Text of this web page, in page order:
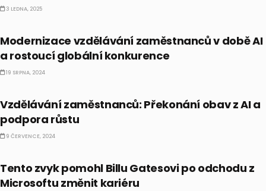
3 LEDNA, 2025
Modernizace vzdělávání zaměstnanců v době AI
a rostoucí globální konkurence
19 SRPNA, 2024
Vzdělávání zaměstnanců: Překonání obav z AI a
podpora růstu
9 ČERVENCE, 2024
Tento zvyk pomohl Billu Gatesovi po odchodu z
Microsoftu změnit kariéru